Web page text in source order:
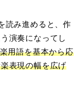
読み進めると、作
演奏になってし
用語を基本から応
表現の幅を広げ